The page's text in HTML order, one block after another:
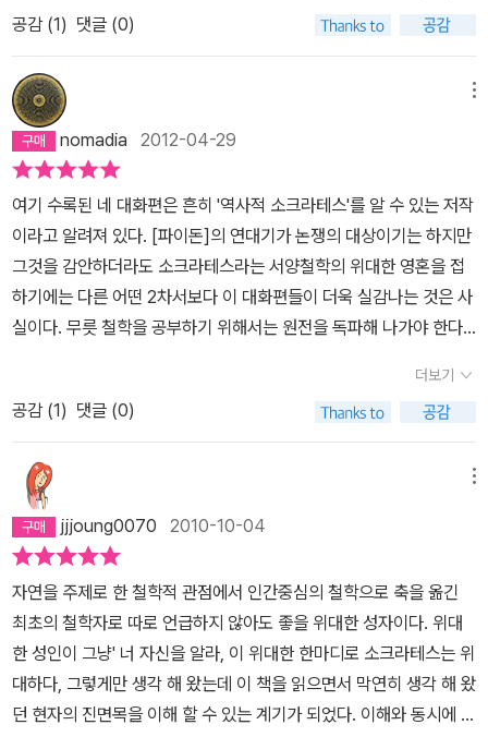
다’라는 말을 하지는 않았지만 민주적 절차에 의해 법을 지키고 재판
기억한다. 그러나 소크라테스는 단 한 줄의 글도 남기지 않았다. 우리
가 알고 있는 소크라테스의 철학은 그의 제자 플라톤에 의해 전해질
뿐이다. 이렇게 알고 있는 소크라테스를 우리는 조금 다른 관점에서
바라볼 필요가 있다. 박홍규의 『소크라테스 두 번 죽이기』는 소크라
테스를 전혀 다른 측면에서 살펴본다. 소크라테스는 과연 민주주의에
대해 어떤 생각을 가지고 있었는가. 그는 아테네의 시민들과 민주적
인 절차에 대해 어떤 태도를 가지고 있었는가. 죽음에 직면한 소크라
테스는 왜 탈옥을 거부했는가. 이 책은 수천 년간 소크라테스의 철학
만큼 관심과 논란의 대상이 되고 있는 그의 죽음에 관한 새로운 성찰
먼저 읽어야 한다. 원전을 해석한 플라톤의 네 대화편 『에우티프론,
소크라테스의 변론, 크리톤, 파이돈』(박종현 역주, 서광사, 2003)은
분량이 많고 쉽게 읽히지 않는다. 그래서 소크라테스를 처음 시작하
는 사람이라면 이종훈이 편역한 『소크라테스의 삶과 죽음』이 좋다.
이 책은 가장 최근에 번역된 책으로 ‘소크라테스의 변론’과 ‘크리톤’만
을 알기 쉽게 정리하고 요약해 준다. 플라톤의 네 대화편을 모두 읽는
것이 좋지만 원전에 부담을 느끼는 독자에게 입문서로 적당한 분량과
내용을 갖추고 있다. 1부 ‘소크라테스의 변론’은 1차, 2차 변론과 최후
진술을 모두 담고 있으며 2부 ‘크리톤’은 크리톤이 면회와 탈옥을 권
유하는 내용과 소크라테스가 약속을 지켜야 하는 이유를 주장하는 내
용 그리고 아테네 법률의 논고를 간략하게 소개하고 있다. 하지만 이
책은 제자 플라톤이 스승인 소크라테스의 이야기를 대화형식으로 기
생각하는 그 비난받을 무지가 아니겠습니까? (변론, 29b)하지만 여
러분! 이것이, 즉 죽음을 피하는 것이 어려운 게 아니라, 비천함을 피
하는 것이 훨씬 더 어려울 것입니다. 이것이 죽음보다도 더 빨리 내닫
기 때문입니다. (변론, 39a)이제는 떠날 시간입니다. 저에게는 죽으
러, 여러분한테는 살아가려 떠날 시간 말입니다. 그러나 우리 중에서
어느 편이 더 나은 쪽으로 가게 될지는, 신을 빼고는 모두에게 불명한
일입니다. (변론, 42a) '하지만 지혜를 사랑하지도 않고 완전히 깨끗
하지도 못한 상태로 떠나는 자가 신들의 종족한테로 간다는 것은 가
당치도 않을 것이니, [이는] 앎을 사랑하는 자에게만 가당한 일일 것
이네.' (파이돈, 82b) 내가 아직은 이것이다 하고 자신 있게 단언하지
는 못하지만, 모든 아름다운 것이 아름다운 것은 아름다움(to kalon)
으로 해서라는 건 자신 있게 단언하는 바이기 때문일세. (파이돈, 10
0d) 에케크라테스! 이것이 우리 동지의 최후가 되었습니다. 우리가
에도 가장 지혜로웠으며(phronimōtatou) 가장 올바랐다(정의로웠
다, dikaitatou)고 우리가 말해야 할 그런 분의 최후 말입니다. (파이
돈, 118a)
공감 (1) 댓글 (0)
nomadia 2012-04-29
여기 수록된 네 대화편은 흔히 '역사적 소크라테스'를 알 수 있는 저작
이라고 알려져 있다. [파이돈]의 연대기가 논쟁의 대상이기는 하지만
그것을 감안하더라도 소크라테스라는 서양철학의 위대한 영혼을 접
하기에는 다른 어떤 2차서보다 이 대화편들이 더욱 실감나는 것은 사
실이다. 무릇 철학을 공부하기 위해서는 원전을 독파해 나가야 한다.
가 박종현 선생의 원전번역은 이미 정평이 나 있는 것이니 큰 의심을
할 필요는 없다. 소위 '플라톤의 문제'라는 것은 굳이 촘스키의 언어학
에만 국한된 것이 아닐 것이다. 그의 저작은 스승과 자신의 일체감이
완연히 묻어나는 초기편에서부터 자신의 철학이 완성되는 후기 철학
편에 이르기까지 읽는 사람에게 시대를 초월한 물음들을 던지게 만
든다. 포스트 구조주의가 꽃피면서, 들뢰즈와 푸코 그리고 바디우에
이르기까지 한때는 누가 플라톤주의니, 또는 반플라톤이니 하는 말
들이 무성했다. 하지만 그 모든 것들을 포괄하는 것이 또한 플라톤주
의이기도 하다. 그것은 그가 품었던 철학의 문제가 지금까지도 해결
불가능한 아포리아라는 것, 아니 철학 자체를 아포리아로 정의하고
보편적 정의(horismos katholou)를 희구했다는 것에 있다. 과연
'보편적'인 학문으로서의 철학, 즉 보편학은 가능할 것인가? 형상과
더보기
공감 (1) 댓글 (0)
jjjoung0070 2010-10-04
자연을 주제로 한 철학적 관점에서 인간중심의 철학으로 축을 옮긴
최초의 철학자로 따로 언급하지 않아도 좋을 위대한 성자이다. 위대
한 성인이 그냥' 너 자신을 알라, 이 위대한 한마디로 소크라테스는 위
대하다, 그렇게만 생각 해 왔는데 이 책을 읽으면서 막연히 생각 해 왔
던 현자의 진면목을 이해 할 수 있는 계기가 되었다. 이해와 동시에 받